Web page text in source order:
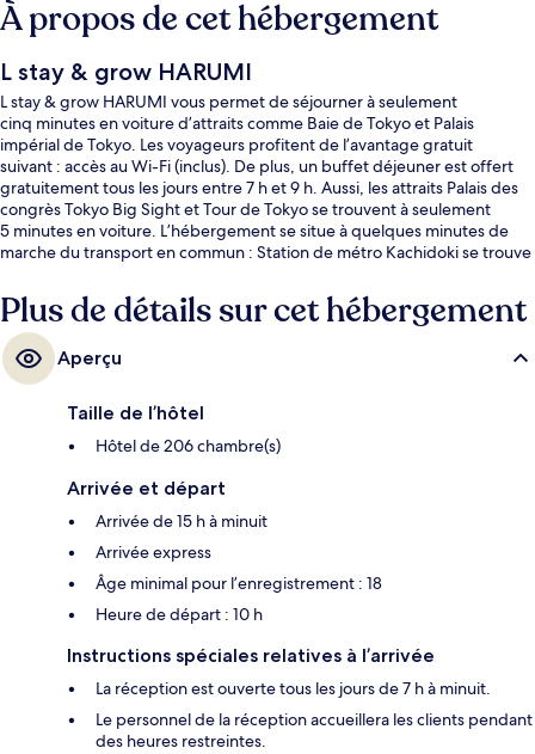
À propos de cet hébergement
L stay & grow HARUMI
L stay & grow HARUMI vous permet de séjourner à seulement
cinq minutes en voiture d’attraits comme Baie de Tokyo et Palais
impérial de Tokyo. Les voyageurs profitent de l’avantage gratuit
suivant : accès au Wi-Fi (inclus). De plus, un buffet déjeuner est offert
gratuitement tous les jours entre 7 h et 9 h. Aussi, les attraits Palais des
congrès Tokyo Big Sight et Tour de Tokyo se trouvent à seulement
5 minutes en voiture. L’hébergement se situe à quelques minutes de
marche du transport en commun : Station de métro Kachidoki se trouve
Plus de détails sur cet hébergement
Aperçu
Taille de l’hôtel
Hôtel de 206 chambre(s)
Arrivée et départ
Arrivée de 15 h à minuit
Arrivée express
Âge minimal pour l’enregistrement : 18
Heure de départ : 10 h
Instructions spéciales relatives à l’arrivée
La réception est ouverte tous les jours de 7 h à minuit.
Le personnel de la réception accueillera les clients pendant
des heures restreintes.